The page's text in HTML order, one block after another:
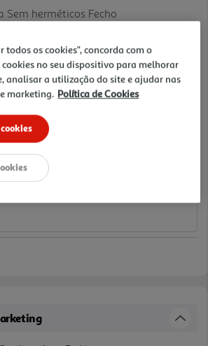
Sem herméticos Fecho
todos os cookies", concorda com o
no seu dispositivo para melhorar
analisar a utilização do site e ajudar nas
marketing. Política de Cookies